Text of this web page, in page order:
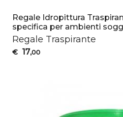
Regale Idropittura
specifica per ambienti
Regale Traspirante
€ 17,00